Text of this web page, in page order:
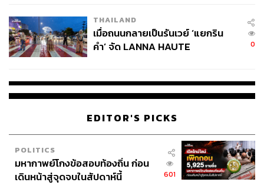
THAILAND
เมื่อถนนกลายเป็นรันเวย์ ‘แยกริน
คำ’ จัด LANNA HAUTE
0
EDITOR'S PICKS
POLITICS
มหากาพย์โกงข้อสอบท้องถิ่น ก่อน
เดินหน้าสู่จุดจบในสัปดาห์นี้
601